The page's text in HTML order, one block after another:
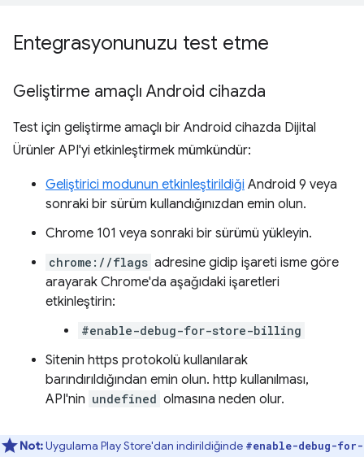
Entegrasyonunuzu test etme
Geliştirme amaçlı Android cihazda
Test için geliştirme amaçlı bir Android cihazda Dijital
Ürünler API'yi etkinleştirmek mümkündür:
Geliştirici modunun etkinleştirildiği Android 9 veya
sonraki bir sürüm kullandığınızdan emin olun.
Chrome 101 veya sonraki bir sürümü yükleyin.
chrome://flags adresine gidip işareti isme göre
arayarak Chrome'da aşağıdaki işaretleri
etkinleştirin:
#enable-debug-for-store-billing
Sitenin https protokolü kullanılarak
barındırıldığından emin olun. http kullanılması,
API'nin undefined olmasına neden olur.
Not:Uygulama Play Store'dan indirildiğinde #enable-debug-for-